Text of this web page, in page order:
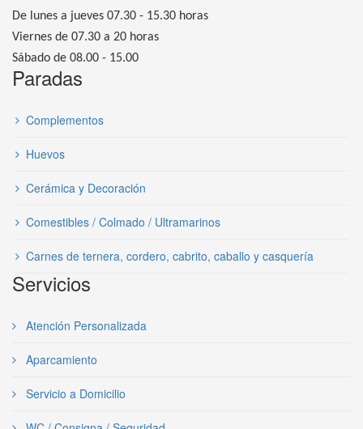
De lunes a jueves 07.30 - 15.30 horas
Viernes de 07.30 a 20 horas
Sábado de 08.00 - 15.00
Paradas
Complementos
Huevos
Cerámica y Decoración
Comestibles / Colmado / Ultramarinos
Carnes de ternera, cordero, cabrito, caballo y casquería
Servicios
Atención Personalizada
Aparcamiento
Servicio a Domicilio